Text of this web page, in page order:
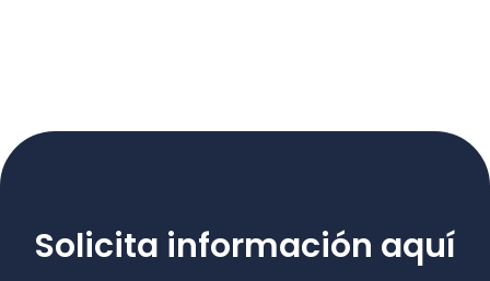
Solicita información aquí